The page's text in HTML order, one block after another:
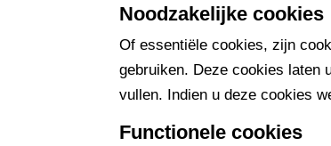
Noodzakelijke cookies
Of essentiële cookies, zijn
gebruiken. Deze cookies laten
vullen. Indien u deze cookies
Functionele cookies